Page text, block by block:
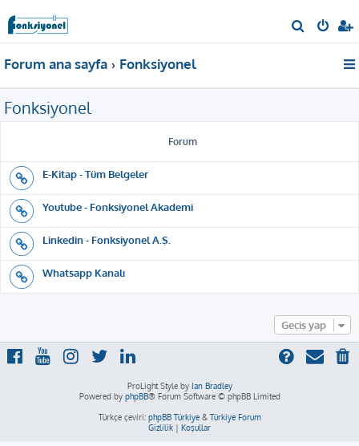
r
Forum ana sayfa Fonksiyonel
Fonksiyonel
Forum
E-Kitap - Tüm Belgeler
Youtube - Fonksiyonel Akademi
Linkedin - Fonksiyonel A.Ş.
Whatsapp Kanalı
Geçiş yap
ProLight Style by Ian Bradley
Powered by phpBB® Forum Software © phpBB Limited
Türkçe çeviri: phpBB Türkiye& Türkiye Forum
Gizlilik | Koşullar